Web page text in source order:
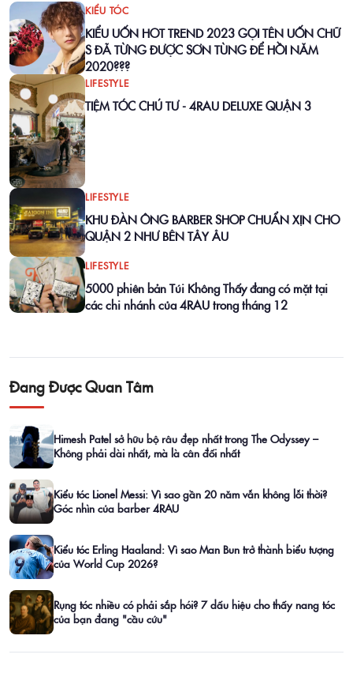
KIỂU TÓC
KIỂU UỐN HOT TREND 2023 GỌI TÊN UỐN CHỮ
S ĐÃ TỪNG ĐƯỢC SƠN TÙNG ĐỂ HỒI NĂM
2020???
LIFESTYLE
TIỆM TÓC CHÚ TƯ - 4RAU DELUXE QUẬN 3
LIFESTYLE
KHU ĐÀN ÔNG BARBER SHOP CHUẨN XỊN CHO
QUẬN 2 NHƯ BÊN TÂY ÂU
LIFESTYLE
5000 phiên bản Túi Không Thấy đang có mặt tại
các chi nhánh của 4RAU trong tháng 12
Đang Được Quan Tâm
Himesh Patel sở hữu bộ râu đẹp nhất trong The Odyssey –
Không phải dài nhất, mà là cân đối nhất
Kiểu tóc Lionel Messi: Vì sao gần 20 năm vẫn không lỗi thời?
Góc nhìn của barber 4RAU
Kiểu tóc Erling Haaland: Vì sao Man Bun trở thành biểu tượng
của World Cup 2026?
Rụng tóc nhiều có phải sắp hói? 7 dấu hiệu cho thấy nang tóc
của bạn đang "cầu cứu"